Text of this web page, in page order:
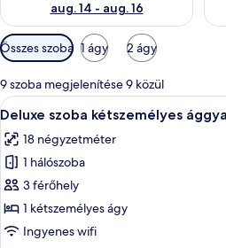
aug. 14 - aug. 16
Szobákhoz
rendelkezésre
álló
szűrők
Összes szoba 1 ágy 2 ágy
9 szoba megjelenítése 9 közül
A
következő
szoba
összes
képének
megtekintése:
Deluxe
3
Deluxe szoba kétszemélyes
18 négyzetméter
1 hálószoba
3 férőhely
1 kétszemélyes ágy
Ingyenes wifi